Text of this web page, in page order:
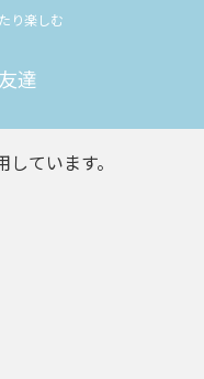
り楽しむ
達
ています。